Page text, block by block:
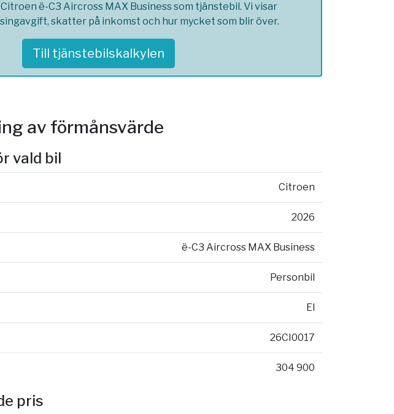
ë-C3 Aircross MAX Business som tjänstebil. Vi visar
skatter på inkomst och hur mycket som blir över.
Till tjänstebilskalkylen
av förmånsvärde
vald bil
Citroen
2026
ë-C3 Aircross MAX Business
Personbil
El
26CI0017
304 900
pris